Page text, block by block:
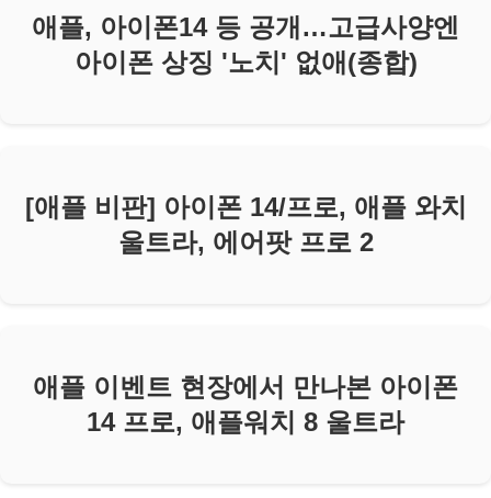
애플, 아이폰14 등 공개…고급사양엔
아이폰 상징 '노치' 없애(종합)
[애플 비판] 아이폰 14/프로, 애플 와치
울트라, 에어팟 프로 2
애플 이벤트 현장에서 만나본 아이폰
14 프로, 애플워치 8 울트라